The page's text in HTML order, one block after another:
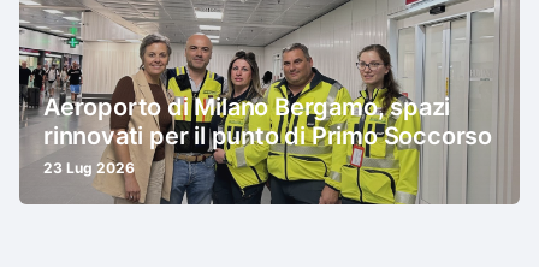
Aeroporto di Milano Bergamo, spazi
rinnovati per il punto di Primo Soccorso
23 Lug 2026